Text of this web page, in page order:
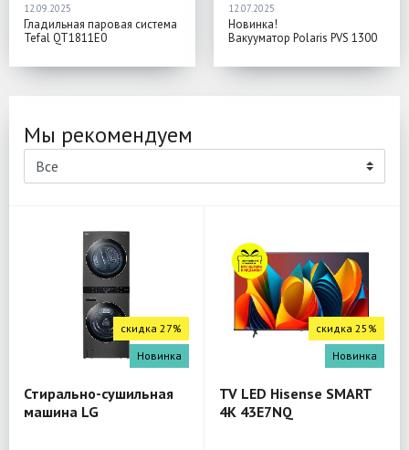
12.09.2025
Гладильная паровая система
Tefal QT1811E0
12.07.2025
Новинка!
Вакууматор Polaris PVS 1300
Мы рекомендуем
скидка 27%
Новинка
Стирально-сушильная
машина LG
скидка 25%
Новинка
TV LED Hisense SMART
4K 43E7NQ